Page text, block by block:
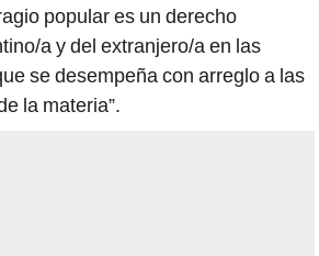
popular es un derecho
a y del extranjero/a en las
se desempeña con arreglo a las
la materia”.